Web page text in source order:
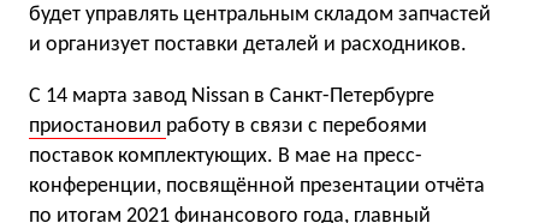
будет управлять центральным складом запчастей
и организует поставки деталей и расходников.
С 14 марта завод Nissan в Санкт-Петербурге
приостановил работу в связи с перебоями
поставок комплектующих. В мае на пресс-
конференции, посвящённой презентации отчёта
по итогам 2021 финансового года, главный